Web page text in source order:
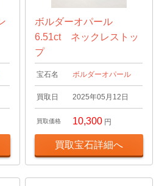
ボルダーオパール
6.51ct ネックレストッ
プ
宝石名 ボルダーオパール
買取日 2025年05月12日
買取価格 10,300 円
買取宝石詳細へ